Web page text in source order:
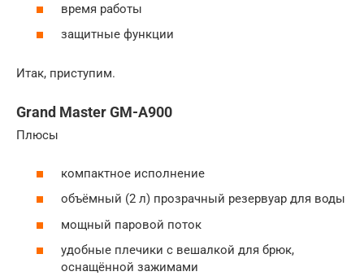
время работы
защитные функции
Итак, приступим.
Grand Master GM-A900
Плюсы
компактное исполнение
объёмный (2 л) прозрачный резервуар для воды
мощный паровой поток
удобные плечики с вешалкой для брюк,
оснащённой зажимами